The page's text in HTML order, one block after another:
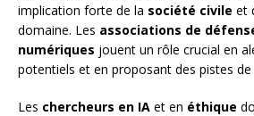
implication forte de la société civile et
domaine. Les associations de
numériques jouent un rôle crucial en
potentiels et en proposant des pistes
Les chercheurs en IA et en éthique